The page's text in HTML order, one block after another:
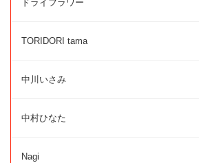
ドライフラワー
TORIDORI tama
中川いさみ
中村ひなた
Nagi